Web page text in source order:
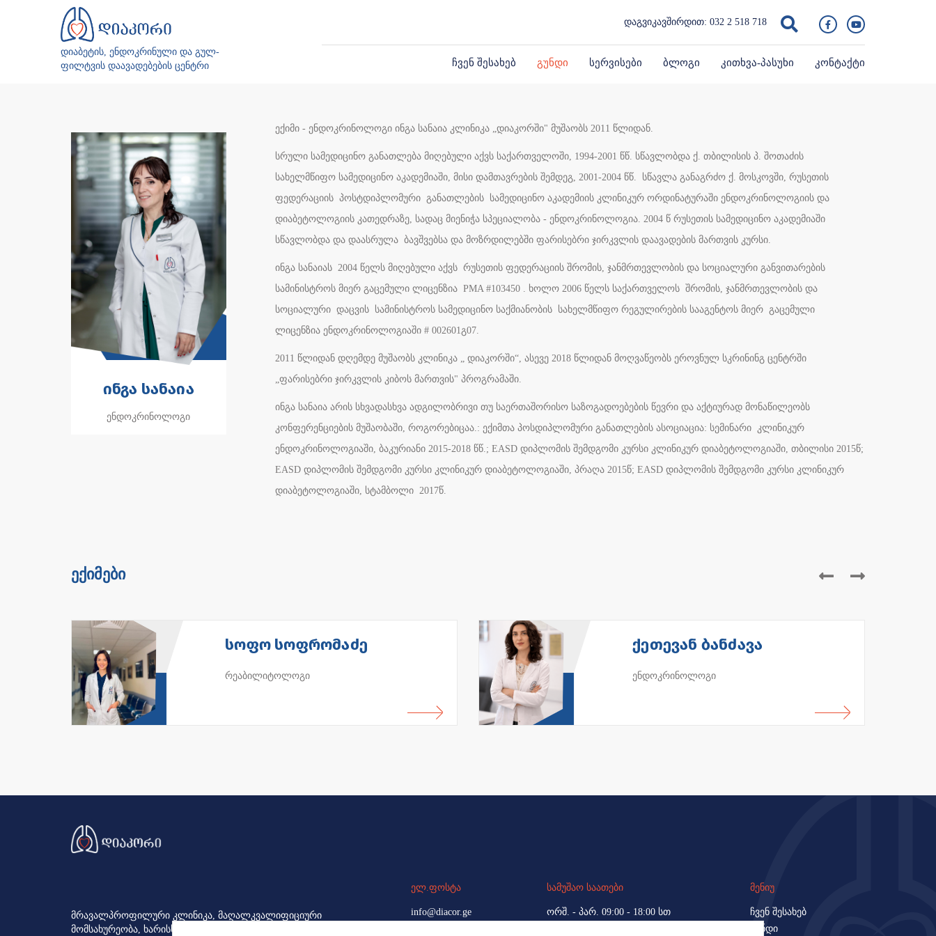
დიაბეტის, ენდოკრინული და გულ-
ფილტვის დაავადებების ცენტრი
დაგვიკავშირდით: 032 2 518 718
ჩვენ შესახებ გუნდი სერვისები ბლოგი კითხვა-პასუხი კონტაქტი
ინგა სანაია
ენდოკრინოლოგი
ექიმი - ენდოკრინოლოგი ინგა სანაია კლინიკა „დიაკორში" მუშაობს 2011 წლიდან.
სრული სამედიცინო განათლება მიღებული აქვს საქართველოში, 1994-2001 წწ. სწავლობდა ქ. თბილისის პ. შოთაძის
სახელმწიფო სამედიცინო აკადემიაში, მისი დამთავრების შემდეგ, 2001-2004 წწ. სწავლა განაგრძო ქ. მოსკოვში, რუსეთის
ფედერაციის პოსტდიპლომური განათლების სამედიცინო აკადემიის კლინიკურ ორდინატურაში ენდოკრინოლოგიის და
დიაბეტოლოგიის კათედრაზე, სადაც მიენიჭა სპეციალობა - ენდოკრინოლოგია. 2004 წ რუსეთის სამედიცინო აკადემიაში
სწავლობდა და დაასრულა ბავშვებსა და მოზრდილებში ფარისებრი ჯირკვლის დაავადების მართვის კურსი.
ინგა სანაიას 2004 წელს მიღებული აქვს რუსეთის ფედერაციის შრომის, ჯანმრთევლობის და სოციალური განვითარების
სამინისტროს მიერ გაცემული ლიცენზია PMA #103450 . ხოლო 2006 წელს საქართველოს შრომის, ჯანმრთევლობის და
სოციალური დაცვის სამინისტროს სამედიცინო საქმიანობის სახელმწიფო რეგულირების სააგენტოს მიერ გაცემული
ლიცენზია ენდოკრინოლოგიაში # 002601გ07.
2011 წლიდან დღემდე მუშაობს კლინიკა „ დიაკორში“, ასევე 2018 წლიდან მოღვაწეობს ეროვნულ სკრინინგ ცენტრში
„ფარისებრი ჯირკვლის კიბოს მართვის" პროგრამაში.
ინგა სანაია არის სხვადასხვა ადგილობრივი თუ საერთაშორისო საზოგადოებების წევრი და აქტიურად მონაწილეობს
კონფერენციების მუშაობაში, როგორებიცაა.: ექიმთა პოსდიპლომური განათლების ასოციაცია: სემინარი კლინიკურ
ენდოკრინოლოგიაში, ბაკურიანი 2015-2018 წწ.; EASD დიპლომის შემდგომი კურსი კლინიკურ დიაბეტოლოგიაში, თბილისი 2015წ;
EASD დიპლომის შემდგომი კურსი კლინიკურ დიაბეტოლოგიაში, პრაღა 2015წ; EASD დიპლომის შემდგომი კურსი კლინიკურ
დიაბეტოლოგიაში, სტამბოლი 2017წ.
ექიმები
სოფო სოფრომაძე
რეაბილიტოლოგი
ქეთევან ბანძავა
ენდოკრინოლოგი
მრავალპროფილური კლინიკა, მაღალკვალიფიციური
მომსახურეობა, ხარისხზე ორიენტირებული
ელ.ფოსტა
info@diacor.ge
სამუშაო საათები
ორშ. - პარ. 09:00 - 18:00 სთ
მენიუ
ჩვენ შესახებ
გუნდი